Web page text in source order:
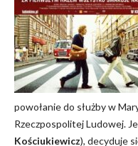
powołanie do służby w
Rzeczpospolitej Ludowej.
Kościukiewicz), decyduje